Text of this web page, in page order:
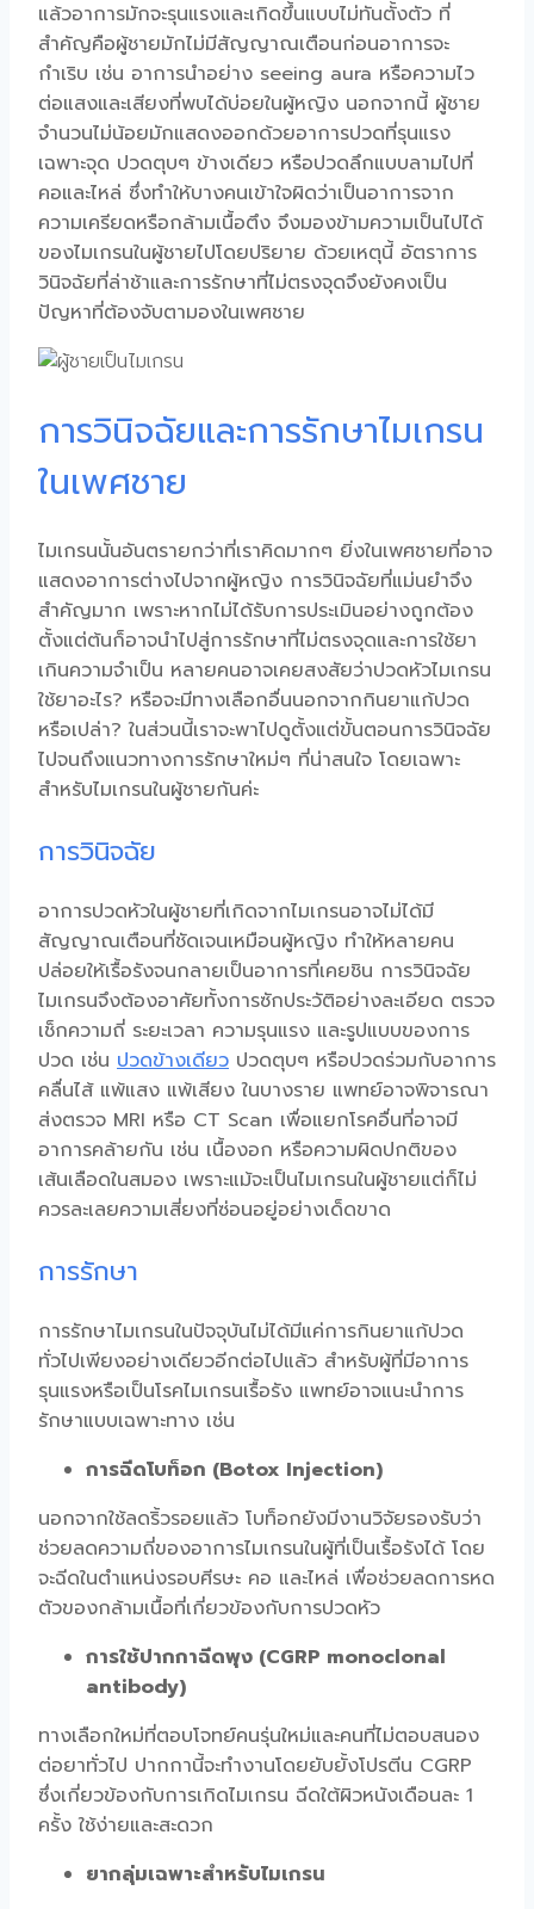
แล้วอาการมักจะรุนแรงและเกิดขึ้นแบบไม่ทันตั้งตัว ที่
สำคัญคือผู้ชายมักไม่มีสัญญาณเตือนก่อนอาการจะ
กำเริบ เช่น อาการนำอย่าง seeing aura หรือความไว
ต่อแสงและเสียงที่พบได้บ่อยในผู้หญิง นอกจากนี้ ผู้ชาย
จำนวนไม่น้อยมักแสดงออกด้วยอาการปวดที่รุนแรง
เฉพาะจุด ปวดตุบๆ ข้างเดียว หรือปวดลึกแบบลามไปที่
คอและไหล่ ซึ่งทำให้บางคนเข้าใจผิดว่าเป็นอาการจาก
ความเครียดหรือกล้ามเนื้อตึง จึงมองข้ามความเป็นไปได้
ของไมเกรนในผู้ชายไปโดยปริยาย ด้วยเหตุนี้ อัตราการ
วินิจฉัยที่ล่าช้าและการรักษาที่ไม่ตรงจุดจึงยังคงเป็น
ปัญหาที่ต้องจับตามองในเพศชาย
การวินิจฉัยและการรักษาไมเกรน
ในเพศชาย
ไมเกรนนั้นอันตรายกว่าที่เราคิดมากๆ ยิ่งในเพศชายที่อาจ
แสดงอาการต่างไปจากผู้หญิง การวินิจฉัยที่แม่นยำจึง
สำคัญมาก เพราะหากไม่ได้รับการประเมินอย่างถูกต้อง
ตั้งแต่ต้นก็อาจนำไปสู่การรักษาที่ไม่ตรงจุดและการใช้ยา
เกินความจำเป็น หลายคนอาจเคยสงสัยว่าปวดหัวไมเกรน
ใช้ยาอะไร? หรือจะมีทางเลือกอื่นนอกจากกินยาแก้ปวด
หรือเปล่า? ในส่วนนี้เราจะพาไปดูตั้งแต่ขั้นตอนการวินิจฉัย
ไปจนถึงแนวทางการรักษาใหม่ๆ ที่น่าสนใจ โดยเฉพาะ
สำหรับไมเกรนในผู้ชายกันค่ะ
การวินิจฉัย
อาการปวดหัวในผู้ชายที่เกิดจากไมเกรนอาจไม่ได้มี
สัญญาณเตือนที่ชัดเจนเหมือนผู้หญิง ทำให้หลายคน
ปล่อยให้เรื้อรังจนกลายเป็นอาการที่เคยชิน การวินิจฉัย
ไมเกรนจึงต้องอาศัยทั้งการซักประวัติอย่างละเอียด ตรวจ
เช็กความถี่ ระยะเวลา ความรุนแรง และรูปแบบของการ
ปวด เช่น ปวดข้างเดียว ปวดตุบๆ หรือปวดร่วมกับอาการ
คลื่นไส้ แพ้แสง แพ้เสียง ในบางราย แพทย์อาจพิจารณา
ส่งตรวจ MRI หรือ CT Scan เพื่อแยกโรคอื่นที่อาจมี
อาการคล้ายกัน เช่น เนื้องอก หรือความผิดปกติของ
เส้นเลือดในสมอง เพราะแม้จะเป็นไมเกรนในผู้ชายแต่ก็ไม่
ควรละเลยความเสี่ยงที่ซ่อนอยู่อย่างเด็ดขาด
การรักษา
การรักษาไมเกรนในปัจจุบันไม่ได้มีแค่การกินยาแก้ปวด
ทั่วไปเพียงอย่างเดียวอีกต่อไปแล้ว สำหรับผู้ที่มีอาการ
รุนแรงหรือเป็นโรคไมเกรนเรื้อรัง แพทย์อาจแนะนำการ
รักษาแบบเฉพาะทาง เช่น
การฉีดโบท็อก (Botox Injection)
นอกจากใช้ลดริ้วรอยแล้ว โบท็อกยังมีงานวิจัยรองรับว่า
ช่วยลดความถี่ของอาการไมเกรนในผู้ที่เป็นเรื้อรังได้ โดย
จะฉีดในตำแหน่งรอบศีรษะ คอ และไหล่ เพื่อช่วยลดการหด
ตัวของกล้ามเนื้อที่เกี่ยวข้องกับการปวดหัว
การใช้ปากกาฉีดพุง (CGRP monoclonal
antibody)
ทางเลือกใหม่ที่ตอบโจทย์คนรุ่นใหม่และคนที่ไม่ตอบสนอง
ต่อยาทั่วไป ปากกานี้จะทำงานโดยยับยั้งโปรตีน CGRP
ซึ่งเกี่ยวข้องกับการเกิดไมเกรน ฉีดใต้ผิวหนังเดือนละ 1
ครั้ง ใช้ง่ายและสะดวก
ยากลุ่มเฉพาะสำหรับไมเกรน